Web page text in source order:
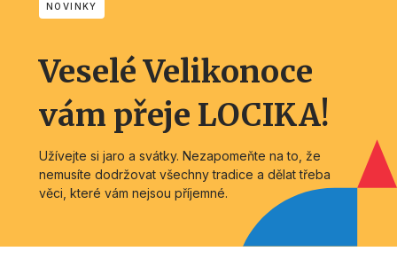
NOVINKY
Veselé Velikonoce
vám přeje LOCIKA!
Užívejte si jaro a svátky. Nezapomeňte na to, že
nemusíte dodržovat všechny tradice a dělat třeba
věci, které vám nejsou příjemné.